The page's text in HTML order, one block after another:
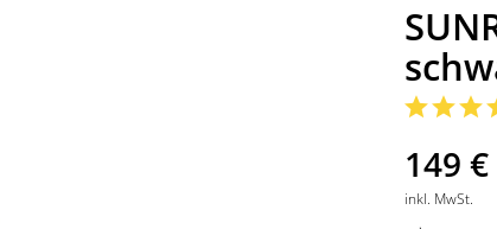
149
inkl. MwSt.